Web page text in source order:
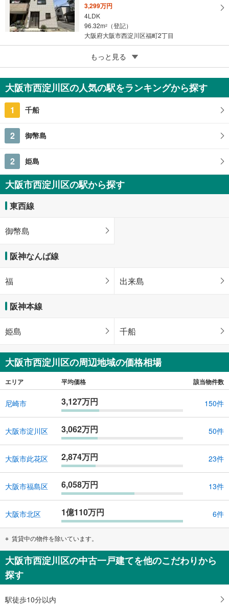
3,299万円
4LDK
96.32m2
（登記）
大阪府大阪市西淀川区福町2丁目
成約でもらえる
大阪市西淀川区中島1丁目
1,070万円
5DK
もっと見る
大阪市西淀川区の人気の駅をランキングから探す
1 千船
2 御幣島
2 姫島
大阪市西淀川区の駅から探す
東西線
御幣島
阪神なんば線
福 出来島
阪神本線
姫島 千船
大阪市西淀川区の周辺地域の価格相場
エリア 平均価格 該当物件数
尼崎市 3,127万円 150件
大阪市淀川区 3,062万円 50件
大阪市此花区 2,874万円 23件
大阪市福島区 6,058万円 13件
大阪市北区 1億110万円 6件
賃貸中の物件を除いています。
大阪市西淀川区の中古一戸建てを他のこだわりから
探す
駅徒歩10分以内